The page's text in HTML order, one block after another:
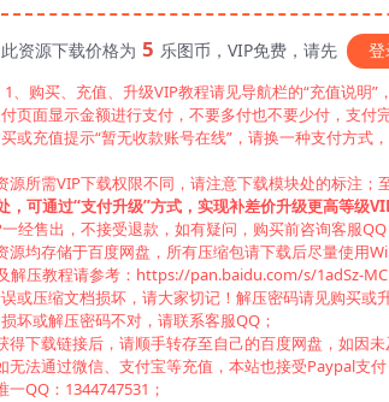
此资源下载价格为 5 乐图币，VIP免费，请先
1、购买、充值、升级VIP教程请见导航栏的“充值说明
页面显示金额进行支付，不要多付也不要少付，支
或充值提示“暂无收款账号在线”，请换一种支付方式，
源所需VIP下载权限不同，请注意下载模块处的标注
，可通过“支付升级”方式，实现补差价升级更高等级
经售出，不接受退款，如有疑问，购买前咨询客服QQ
源均存储于百度网盘，所有压缩包请下载后尽量使用
解压教程请参考：https://pan.baidu.com/s/1adSz-
或压缩文档损坏，请大家切记！解压密码请见购买或
坏或解压密码不对，请联系客服QQ；
得下载链接后，请顺手转存至自己的百度网盘，如因
无法通过微信、支付宝等充值，本站也接受Paypal支
一QQ：1344747531；